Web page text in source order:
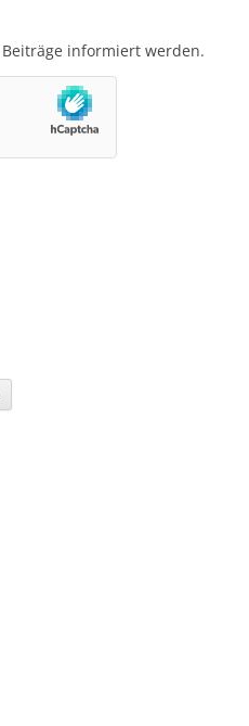
informiert werden.